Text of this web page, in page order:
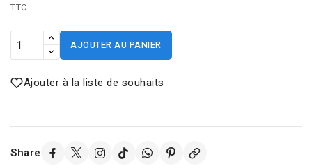
TTC
AJOUTER AU PANIER
Ajouter à la liste de souhaits
Share